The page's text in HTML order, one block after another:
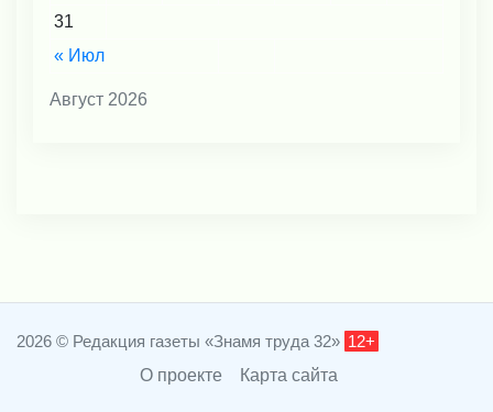
Август 2026
« Июл
31
2026 © Редакция газеты «Знамя труда 32» 12+
О проекте
Карта сайта